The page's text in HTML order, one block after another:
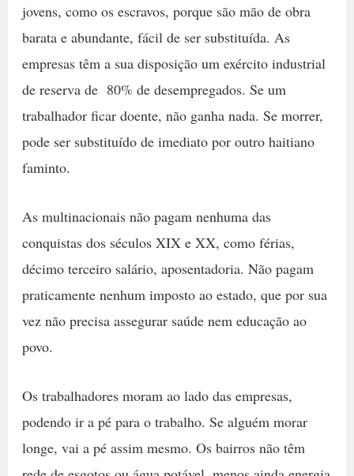
jovens, como os escravos, porque são mão de obra
barata e abundante, fácil de ser substituída. As
empresas têm a sua disposição um exército industrial
de reserva de 80% de desempregados. Se um
trabalhador ficar doente, não ganha nada. Se morrer,
pode ser substituído de imediato por outro haitiano
faminto.
As multinacionais não pagam nenhuma das
conquistas dos séculos XIX e XX, como férias,
décimo terceiro salário, aposentadoria. Não pagam
praticamente nenhum imposto ao estado, que por sua
vez não precisa assegurar saúde nem educação ao
povo.
Os trabalhadores moram ao lado das empresas,
podendo ir a pé para o trabalho. Se alguém morar
longe, vai a pé assim mesmo. Os bairros não têm